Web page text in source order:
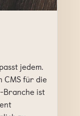
jedem.
CMS für die
Branche ist